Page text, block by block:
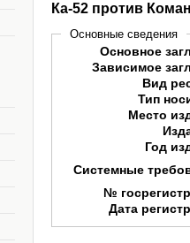
Ка-52 против
Основные сведения
Основное
Зависимое
Вид
Тип
Место
Год
Системные
№
Дата